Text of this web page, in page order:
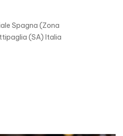
Spagna (Zona
(SA) Italia